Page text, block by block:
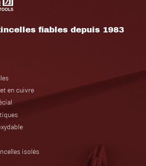
fiables depuis 1983
en cuivre
isolés